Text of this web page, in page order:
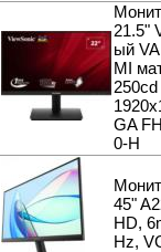
21.5"
ый
MI
250cd
GA
0-H
45"
HD,
Hz,